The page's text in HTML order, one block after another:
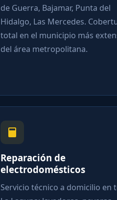
de Guerra, Bajamar, Punta del
Hidalgo, Las Mercedes.
total en el municipio más
del área metropolitana.
Reparación de
electrodomésticos
Servicio técnico a domicilio en